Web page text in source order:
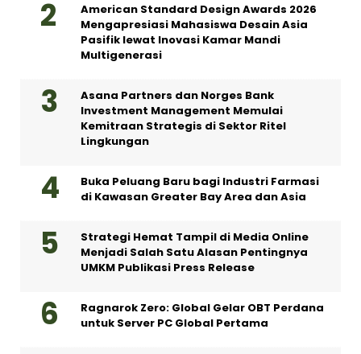
American Standard Design Awards 2026
Mengapresiasi Mahasiswa Desain Asia
Pasifik lewat Inovasi Kamar Mandi
Multigenerasi
Asana Partners dan Norges Bank
Investment Management Memulai
Kemitraan Strategis di Sektor Ritel
Lingkungan
Buka Peluang Baru bagi Industri Farmasi
di Kawasan Greater Bay Area dan Asia
Strategi Hemat Tampil di Media Online
Menjadi Salah Satu Alasan Pentingnya
UMKM Publikasi Press Release
Ragnarok Zero: Global Gelar OBT Perdana
untuk Server PC Global Pertama